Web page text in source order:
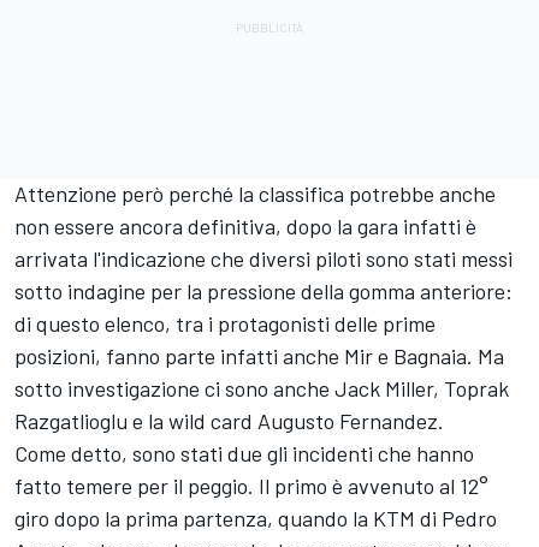
Attenzione però perché la classifica potrebbe anche
non essere ancora definitiva, dopo la gara infatti è
arrivata l'indicazione che diversi piloti sono stati messi
sotto indagine per la pressione della gomma anteriore:
di questo elenco, tra i protagonisti delle prime
posizioni, fanno parte infatti anche Mir e Bagnaia. Ma
sotto investigazione ci sono anche Jack Miller, Toprak
Razgatlioglu e la wild card Augusto Fernandez.
Come detto, sono stati due gli incidenti che hanno
fatto temere per il peggio. Il primo è avvenuto al 12°
giro dopo la prima partenza, quando la KTM di Pedro